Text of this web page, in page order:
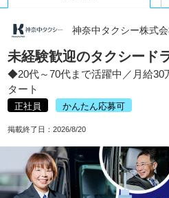
神奈中タクシー株式
未経験歓迎のタクシード
◆20代～70代まで活躍中／月給30
タート
正社員 かんたん応募可
掲載終了日： 2026/8/20